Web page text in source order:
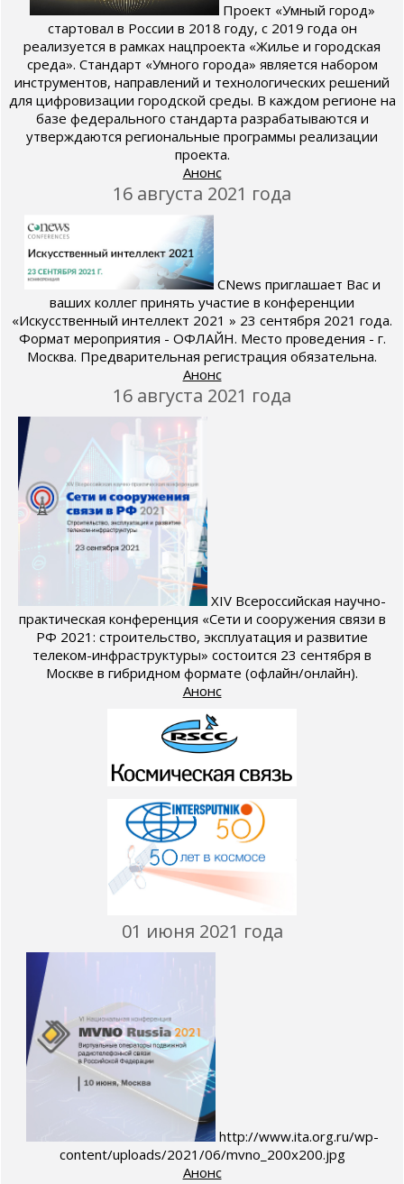
Проект «Умный город»
стартовал в России в 2018 году, с 2019 года он
реализуется в рамках нацпроекта «Жилье и городская
среда». Стандарт «Умного города» является набором
инструментов, направлений и технологических решений
для цифровизации городской среды. В каждом регионе на
базе федерального стандарта разрабатываются и
утверждаются региональные программы реализации
проекта.
Анонс
16 августа 2021 года
CNews приглашает Вас и
ваших коллег принять участие в конференции
«Искусственный интеллект 2021 » 23 сентября 2021 года.
Формат мероприятия - ОФЛАЙН. Место проведения - г.
Москва. Предварительная регистрация обязательна.
Анонс
16 августа 2021 года
XIV Всероссийская научно-
практическая конференция «Сети и сооружения связи в
РФ 2021: строительство, эксплуатация и развитие
телеком-инфраструктуры» состоится 23 сентября в
Москве в гибридном формате (офлайн/онлайн).
Анонс
01 июня 2021 года
http://www.ita.org.ru/wp-
content/uploads/2021/06/mvno_200х200.jpg
Анонс